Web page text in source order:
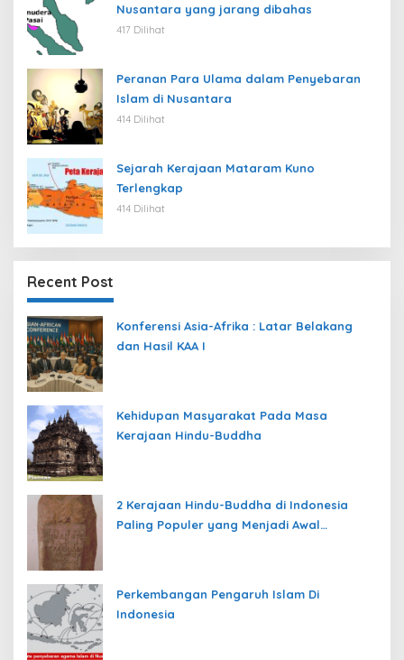
Nusantara yang jarang dibahas
417 Dilihat
Peranan Para Ulama dalam Penyebaran
Islam di Nusantara
414 Dilihat
Sejarah Kerajaan Mataram Kuno
Terlengkap
414 Dilihat
Recent Post
Konferensi Asia-Afrika : Latar Belakang
dan Hasil KAA I
Kehidupan Masyarakat Pada Masa
Kerajaan Hindu-Buddha
2 Kerajaan Hindu-Buddha di Indonesia
Paling Populer yang Menjadi Awal
Perkembangan Pengaruh Islam Di
Indonesia